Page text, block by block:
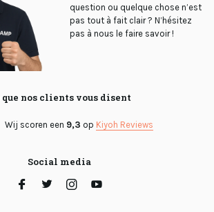
question ou quelque chose n’est
pas tout à fait clair ? N’hésitez
pas à nous le faire savoir !
que nos clients vous disent
Wij scoren een 9,3 op Kiyoh Reviews
Social media